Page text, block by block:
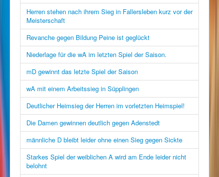
Herren stehen nach ihrem Sieg in Fallersleben kurz vor der
Meisterschaft
Revanche gegen Bildung Peine ist geglückt
Niederlage für die wA im letzten Spiel der Saison.
mD gewinnt das letzte Spiel der Saison
wA mit einem Arbeitssieg in Süpplingen
Deutlicher Heimsieg der Herren im vorletzten Heimspiel!
Die Damen gewinnen deutlich gegen Adenstedt
männliche D bleibt leider ohne einen Sieg gegen Sickte
Starkes Spiel der weiblichen A wird am Ende leider nicht
belohnt